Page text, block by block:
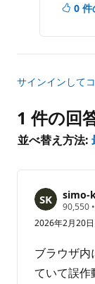
0 件
サインインして
1 件の回
並べ替え方法:
simo-
90,550
価
•
2026年2月20
ブラウザ
ていて誤作